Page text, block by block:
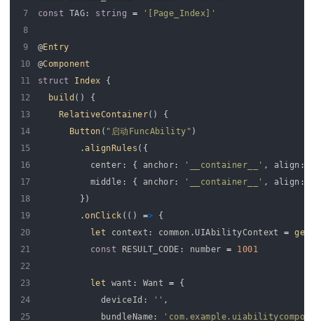
7
8
9
10
11
12
13
14
15
16
17
18
19
20
21
22
23
24
25
const
TAG : string = '[Page_Index]'
@Entry
@Component
struct
Index
{
build ( )
{
RelativeContainer( )
{
Button ( "启动FuncAbility" )
.alignRules ( {
center : { anchor : '__container__' , align :
middle : { anchor : '__container__' , align :
} )
.onClick ( ( ) =>
{
let context : common . UIAbilityContext =
const
RESULT_CODE : number = 1001
let want : Want =
{
deviceId : '' ,
bundleName :